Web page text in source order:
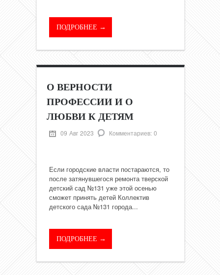
ПОДРОБНЕЕ →
О ВЕРНОСТИ
ПРОФЕССИИ И О
ЛЮБВИ К ДЕТЯМ
09 Авг 2023 Комментариев: 0
Если городские власти постараются, то
после затянувшегося ремонта тверской
детский сад №131 уже этой осенью
сможет принять детей Коллектив
детского сада №131 города...
ПОДРОБНЕЕ →